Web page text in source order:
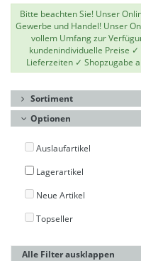
Bitte beachten Sie! Unser
Gewerbe und Handel! Unser
vollem Umfang zur
kundenindividuelle Preise
Lieferzeiten ✓ Shopzugabe
Sortiment
Optionen
Auslaufartikel
Lagerartikel
Neue Artikel
Topseller
Alle Filter ausklappen